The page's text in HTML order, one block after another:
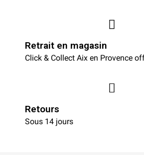
Retrait en magasin
Click & Collect Aix en Provence
Retours
Sous 14 jours